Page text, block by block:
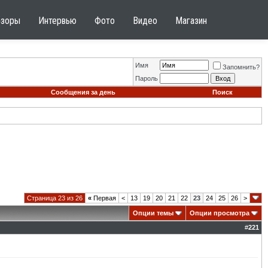
Интервью Фото Видео Магазин
Имя
Запомнить?
Пароль
Сообщения за день Поиск
Страница 23 из 26 « Первая < 13 19 20 21 22 23 24 25 26 >
Опции темы
Опции просмотра
#221